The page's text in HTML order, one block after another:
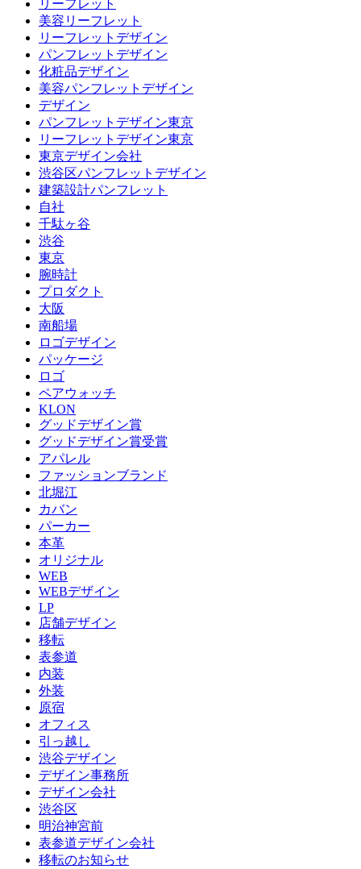
リーフレット
美容リーフレット
リーフレットデザイン
パンフレットデザイン
化粧品デザイン
美容パンフレットデザイン
デザイン
パンフレットデザイン東京
リーフレットデザイン東京
東京デザイン会社
渋谷区パンフレットデザイン
建築設計パンフレット
自社
千駄ヶ谷
渋谷
東京
腕時計
プロダクト
大阪
南船場
ロゴデザイン
パッケージ
ロゴ
ペアウォッチ
KLON
グッドデザイン賞
グッドデザイン賞受賞
アパレル
ファッションブランド
北堀江
カバン
パーカー
本革
オリジナル
WEB
WEBデザイン
LP
店舗デザイン
移転
表参道
内装
外装
原宿
オフィス
引っ越し
渋谷デザイン
デザイン事務所
デザイン会社
渋谷区
明治神宮前
表参道デザイン会社
移転のお知らせ